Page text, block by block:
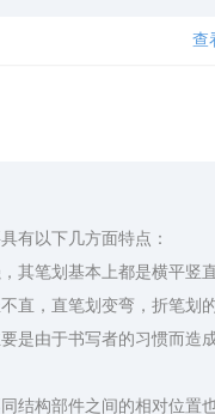
查
有以下几方面特点：
笔划基本上都是横平竖
直，直笔划变弯，折笔划
由于书写者的习惯而造
构部件之间的相对位置